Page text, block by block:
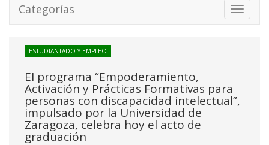
Toggle
Categorías
ESTUDIANTADO Y EMPLEO
El programa “Empoderamiento,
Activación y Prácticas Formativas para
personas con discapacidad intelectual”,
impulsado por la Universidad de
Zaragoza, celebra hoy el acto de
graduación